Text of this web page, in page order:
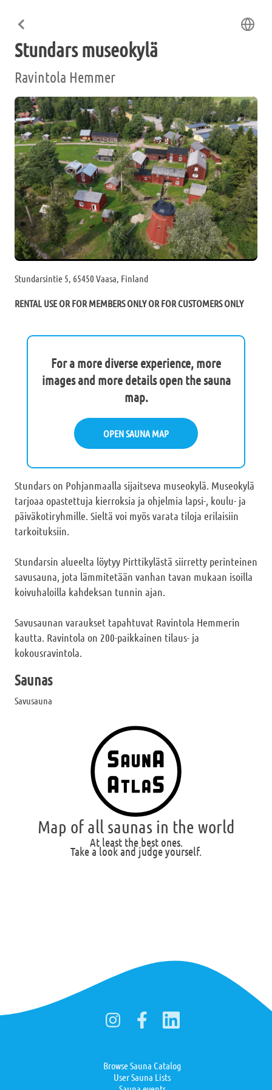
Stundars museokylä
Ravintola Hemmer
Stundarsintie 5, 65450 Vaasa, Finland
RENTAL USE OR FOR MEMBERS ONLY OR FOR CUSTOMERS ONLY
For a more diverse experience, more
images and more details open the sauna
map.
OPEN SAUNA MAP
Stundars on Pohjanmaalla sijaitseva museokylä. Museokylä
tarjoaa opastettuja kierroksia ja ohjelmia lapsi-, koulu- ja
päiväkotiryhmille. Sieltä voi myös varata tiloja erilaisiin
tarkoituksiin.
Stundarsin alueelta löytyy Pirttikylästä siirretty perinteinen
savusauna, jota lämmitetään vanhan tavan mukaan isoilla
koivuhaloilla kahdeksan tunnin ajan.
Savusaunan varaukset tapahtuvat Ravintola Hemmerin
kautta. Ravintola on 200-paikkainen tilaus- ja
kokousravintola.
Saunas
Savusauna
Map of all saunas in the world
At least the best ones.
Take a look and judge yourself.
Browse Sauna Catalog
User Sauna Lists